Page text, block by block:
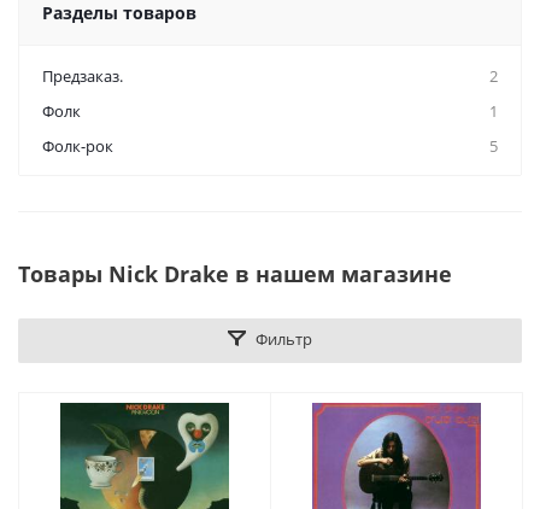
Разделы товаров
Предзаказ.
2
Фолк
1
Фолк-рок
5
Товары Nick Drake в нашем магазине
Фильтр